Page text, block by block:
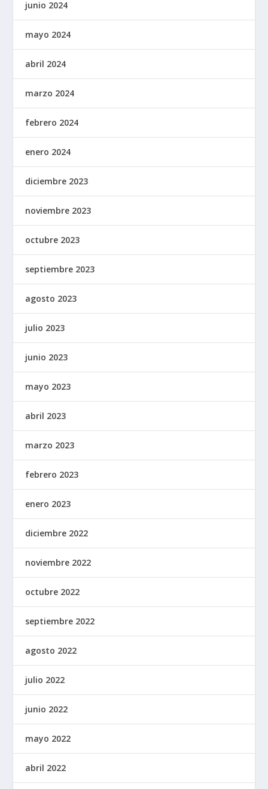
junio 2024
mayo 2024
abril 2024
marzo 2024
febrero 2024
enero 2024
diciembre 2023
noviembre 2023
octubre 2023
septiembre 2023
agosto 2023
julio 2023
junio 2023
mayo 2023
abril 2023
marzo 2023
febrero 2023
enero 2023
diciembre 2022
noviembre 2022
octubre 2022
septiembre 2022
agosto 2022
julio 2022
junio 2022
mayo 2022
abril 2022